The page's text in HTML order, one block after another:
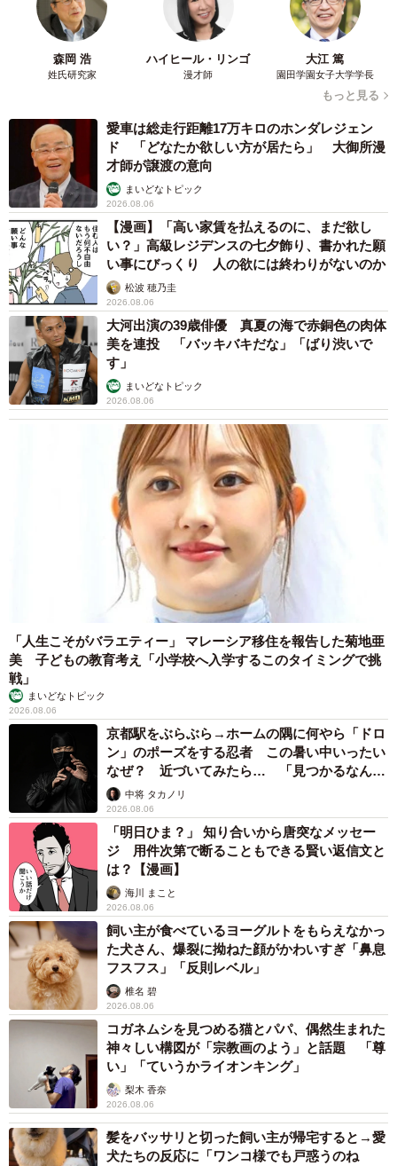
森岡 浩
姓氏研究家
ハイヒール・リンゴ
漫才師
大江 篤
園田学園女子大学学長
もっと見る
愛車は総走行距離17万キロのホンダレジェン
ド 「どなたか欲しい方が居たら」 大御所漫
才師が譲渡の意向
まいどなトピック
2026.08.06
【漫画】「高い家賃を払えるのに、まだ欲し
い？」高級レジデンスの七夕飾り、書かれた願
い事にびっくり 人の欲には終わりがないのか
松波 穂乃圭
2026.08.06
大河出演の39歳俳優 真夏の海で赤銅色の肉体
美を連投 「バッキバキだな」「ばり渋いで
す」
まいどなトピック
2026.08.06
「人生こそがバラエティー」 マレーシア移住を報告した菊地亜
美 子どもの教育考え「小学校へ入学するこのタイミングで挑
戦」
まいどなトピック
2026.08.06
京都駅をぶらぶら→ホームの隅に何やら「ドロ
ン」のポーズをする忍者 この暑い中いったい
なぜ？ 近づいてみたら… 「見つかるなんて
未熟」中将 タカノリ
2026.08.06
「明日ひま？」 知り合いから唐突なメッセー
ジ 用件次第で断ることもできる賢い返信文と
は？【漫画】
海川 まこと
2026.08.06
飼い主が食べているヨーグルトをもらえなかっ
た犬さん、爆裂に拗ねた顔がかわいすぎ「鼻息
フスフス」「反則レベル」
椎名 碧
2026.08.06
コガネムシを見つめる猫とパパ、偶然生まれた
神々しい構図が「宗教画のよう」と話題 「尊
い」「ていうかライオンキング」
梨木 香奈
2026.08.06
髪をバッサリと切った飼い主が帰宅すると→愛
犬たちの反応に「ワンコ様でも戸惑うのね